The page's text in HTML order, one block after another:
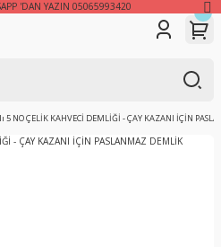
5 NO ÇELİK KAHVECİ DEMLİĞİ - ÇAY KAZANI İÇİN
'DAN YAZIN 05065993420